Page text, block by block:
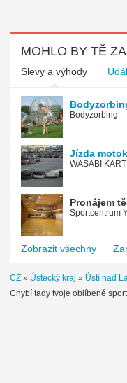
MOHLO BY TĚ
Slevy a výhody
Bodyzorbing
Jízda
WASABI
Pronájem
Sportcentrum
Zobrazit všechny
CZ » Ústecký kraj » Ústí nad
Chybí tady tvoje oblíbené